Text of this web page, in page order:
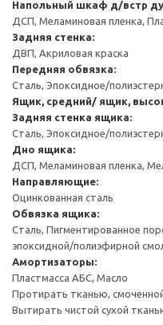
Напольный шкаф д/встр
ДСП, Меламиновая пленка,
Задняя стенка:
ДВП, Акриловая краска
Передняя обвязка:
Сталь, Эпоксидное/
Ящик, средний/ ящик,
Задняя стенка ящика:
Сталь, Эпоксидное/
Дно ящика:
ДСП, Меламиновая пленка,
Направляющие:
Оцинкованная сталь
Обвязка ящика:
Сталь, Пигментированное
эпоксидной/полиэфирной
Амортизаторы:
Пластмасса АБС, Масло
Протирать тканью,
Вытирать чистой сухой